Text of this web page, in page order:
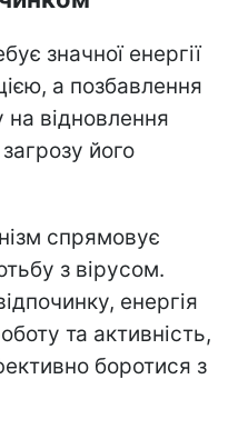
значної енергії
а позбавлення
на відновлення
його
спрямовує
з вірусом.
енергія
та активність,
боротися з